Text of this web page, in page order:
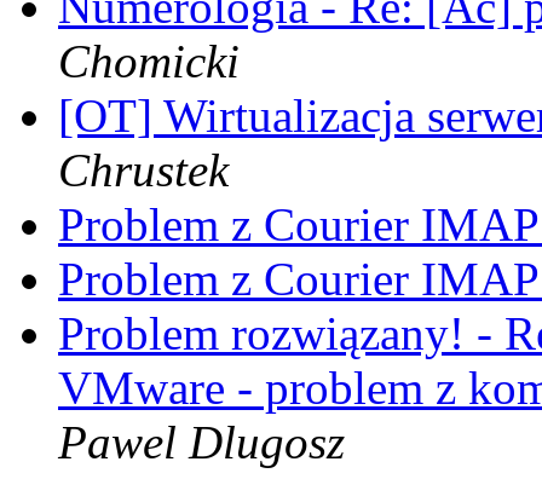
Chomicki
[OT] Wirtualizacja
Chrustek
Problem z Courier
Problem z Courier
Problem rozwiązany! -
VMware - problem z
Pawel Dlugosz